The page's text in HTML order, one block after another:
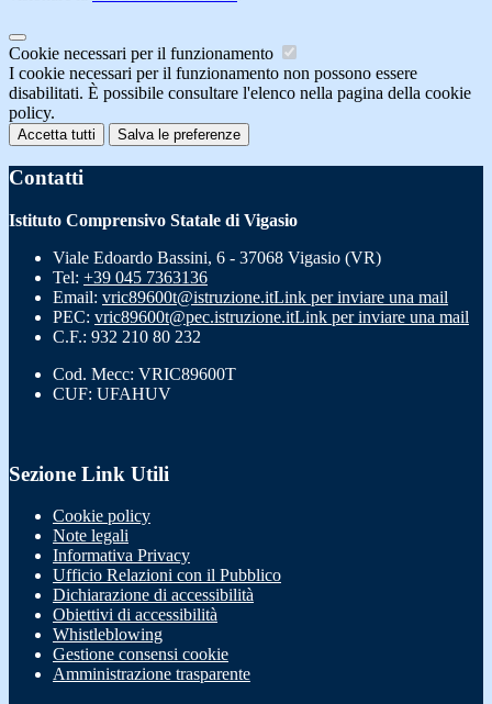
Cookie necessari per il funzionamento
I cookie necessari per il funzionamento non possono essere
disabilitati. È possibile consultare l'elenco nella pagina della cookie
policy.
Accetta tutti Salva le preferenze
Contatti
Istituto Comprensivo Statale di Vigasio
Viale Edoardo Bassini, 6 - 37068 Vigasio (VR)
Tel: +39 045 7363136
Email: vric89600t@istruzione.itLink per inviare una mail
PEC: vric89600t@pec.istruzione.itLink per inviare una mail
C.F.: 932 210 80 232
Cod. Mecc: VRIC89600T
CUF: UFAHUV
Sezione Link Utili
Cookie policy
Note legali
Informativa Privacy
Ufficio Relazioni con il Pubblico
Dichiarazione di accessibilità
Obiettivi di accessibilità
Whistleblowing
Gestione consensi cookie
Amministrazione trasparente